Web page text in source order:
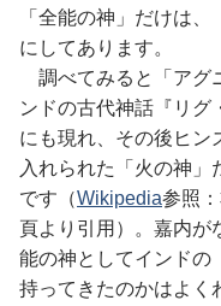
「全能の神」だけは
にしてあります。
調べてみると「アグ
ンドの古代神話『リグ
にも現れ、その後ヒン
入れられた「火の神」
です（Wikipedia参照
頁より引用）。嘉内が
能の神としてインドの
持ってきたのかはよく